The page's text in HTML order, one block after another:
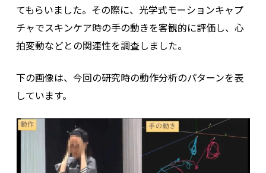
てもらいました。その際に、光学式モーションキャプ
チャでスキンケア時の手の動きを客観的に評価し、心
拍変動などとの関連性を調査しました。
下の画像は、今回の研究時の動作分析のパターンを表
しています。